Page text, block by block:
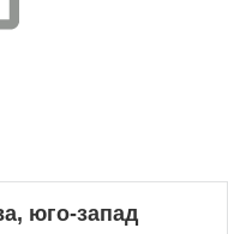
юго-запад